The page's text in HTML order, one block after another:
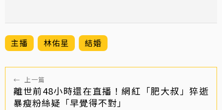
主播 林佑星 結婚
← 上一篇
離世前48小時還在直播！網紅「肥大叔」猝逝
暴瘦粉絲疑「早覺得不對」